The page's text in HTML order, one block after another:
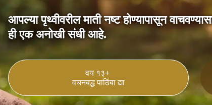
आपल्या पृथ्वीवरील माती नष्ट होण्यापासून
ही एक अनोखी संधी आहे.
वय १३+
वचनबद्ध पाठिंबा द्या